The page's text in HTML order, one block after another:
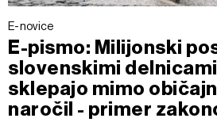
E-novice
E-pismo: Milijonski
slovenskimi
sklepajo mimo
naročil - primer